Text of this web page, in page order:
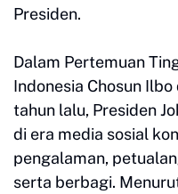
Presiden.
Dalam Pertemuan
Indonesia Chosun
tahun lalu, Presiden
di era media sosial
pengalaman,
serta berbagi.